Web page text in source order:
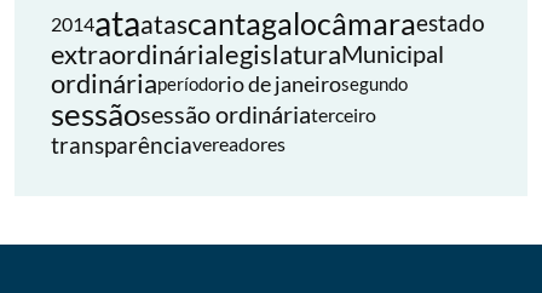
2014ataatascantagalocâmaraestado
extraordinárialegislaturaMunicipal
ordináriaperíodorio de janeirosegundo
sessãosessão ordináriaterceiro
transparênciavereadores